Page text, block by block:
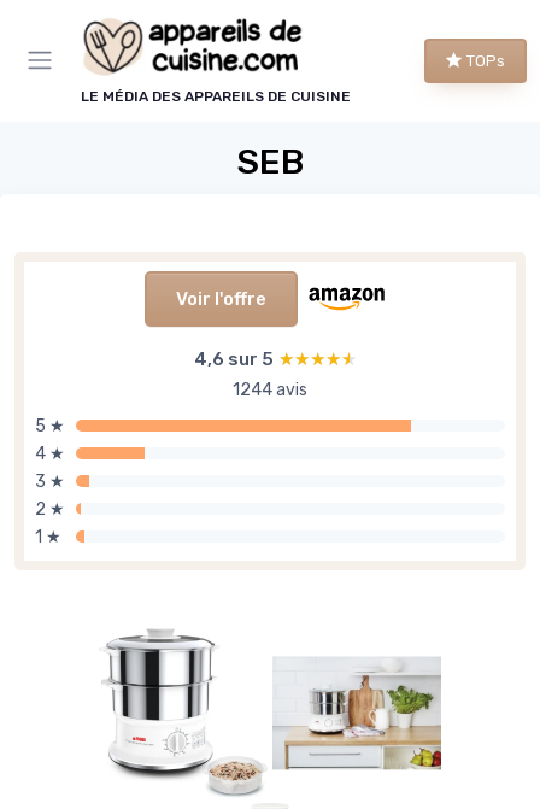
LE MÉDIA DES APPAREILS DE CUISINE
TOPs
SEB
Voir l'offre
4,6 sur 5 ★★★★★
★★★★★
1244 avis
5 ★
4 ★
3 ★
2 ★
1 ★
Panneau de gestion des cookies